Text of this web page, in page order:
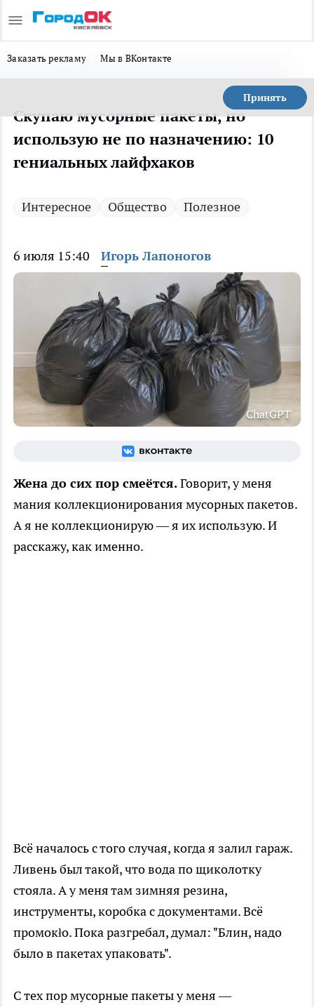
Заказать рекламу Мы в ВКонтакте
Принять
Скупаю мусорные пакеты, но
использую не по назначению: 10
гениальных лайфхаков
Интересное Общество Полезное
6 июля 15:40 Игорь Лапоногов
ChatGPT
Жена до сих пор смеётся.Говорит, у меня
мания коллекционирования мусорных пакетов.
А я не коллекционирую — я их использую. И
расскажу, как именно.
Всё началось с того случая, когда я залил гараж.
Ливень был такой, что вода по щиколотку
стояла. А у меня там зимняя резина,
инструменты, коробка с документами. Всё
промокło. Пока разгребал, думал: "Блин, надо
было в пакетах упаковать".
С тех пор мусорные пакеты у меня —